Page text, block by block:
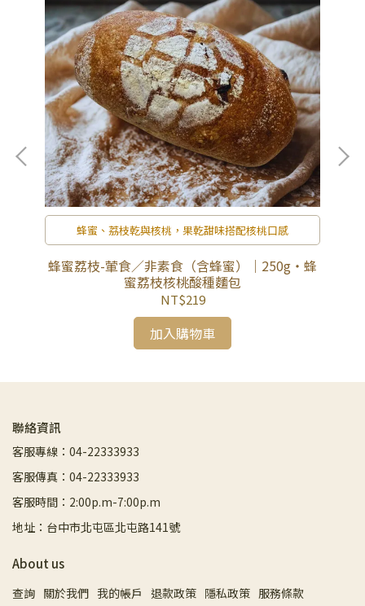
蜂蜜、荔枝乾與核桃，果乾甜味搭配核桃口感
蜂蜜荔枝-葷食／非素食（含蜂蜜）｜250g・蜂
蜜荔枝核桃酸種麵包
NT$219
加入購物車
聯絡資訊
客服專線：04-22333933
客服傳真：04-22333933
客服時間：2:00p.m-7:00p.m
地址：台中市北屯區北屯路141號
About us
查詢 關於我們 我的帳戶 退款政策 隱私政策 服務條款